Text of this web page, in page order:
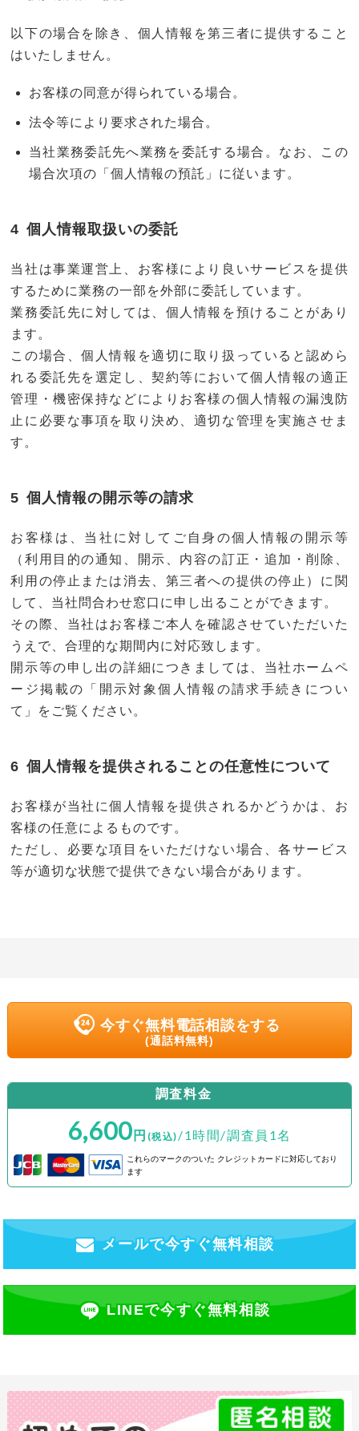
以下の場合を除き、個人情報を第三者に提供すること
はいたしません。
お客様の同意が得られている場合。
法令等により要求された場合。
当社業務委託先へ業務を委託する場合。なお、この
場合次項の「個人情報の預託」に従います。
個人情報取扱いの委託
当社は事業運営上、お客様により良いサービスを提供
するために業務の一部を外部に委託しています。
業務委託先に対しては、個人情報を預けることがあり
ます。
この場合、個人情報を適切に取り扱っていると認めら
れる委託先を選定し、契約等において個人情報の適正
管理・機密保持などによりお客様の個人情報の漏洩防
止に必要な事項を取り決め、適切な管理を実施させま
す。
個人情報の開示等の請求
お客様は、当社に対してご自身の個人情報の開示等
（利用目的の通知、開示、内容の訂正・追加・削除、
利用の停止または消去、第三者への提供の停止）に関
して、当社問合わせ窓口に申し出ることができます。
その際、当社はお客様ご本人を確認させていただいた
うえで、合理的な期間内に対応致します。
開示等の申し出の詳細につきましては、当社ホームペ
ージ掲載の「開示対象個人情報の請求手続きについ
て」をご覧ください。
個人情報を提供されることの任意性について
お客様が当社に個人情報を提供されるかどうかは、お
客様の任意によるものです。
ただし、必要な項目をいただけない場合、各サービス
等が適切な状態で提供できない場合があります。
今すぐ無料電話相談をする
(通話料無料)
調査料金
これらのマークのついた クレジットカードに対応しており
ます
6,600円 (税込) /1時間/調査員1名
メールで今すぐ無料相談
LINEで今すぐ無料相談